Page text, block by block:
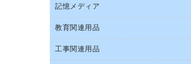
伝票
スマートフォン／モバイル周辺機器
セキュリティ用品
ディスプレイモニター
ファクシミリ
メモリーカード
レーザープリンタ／複合機
カードケース
クリップボード
クリヤーブック（差替式）
感染症対策用品
管理医療機器
使い捨て手袋
インスタントコーヒー
お茶備品
コーヒーメーカー・備品
ソフトドリンク
記憶メディア
ＣＤ－Ｒ
ＣＤ－ＲＷ
ＤＶＤ
教育関連用品
教育関連用品
工事関連用品